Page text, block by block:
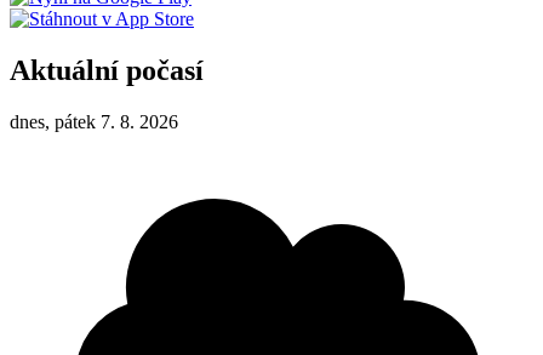
Aktuální počasí
dnes, pátek 7. 8. 2026